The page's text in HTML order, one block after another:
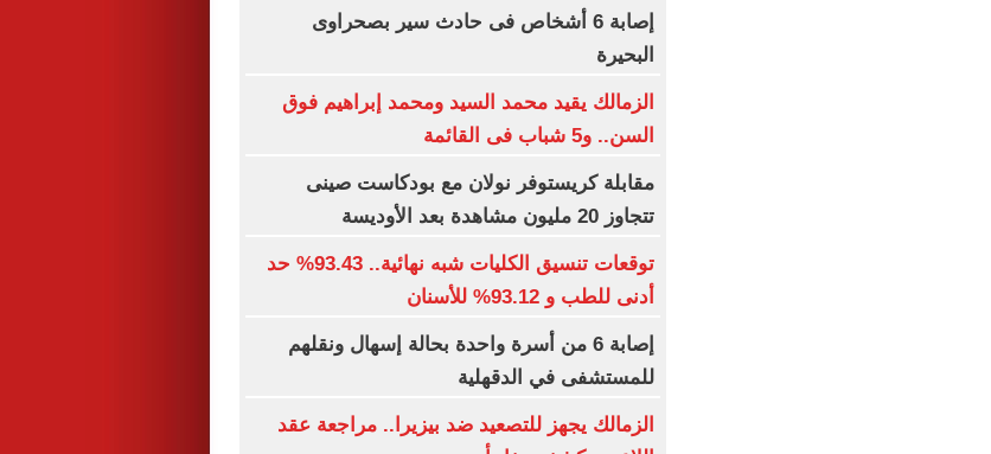
إصابة 6 أشخاص فى حادث سير بصحراوى
البحيرة
الزمالك يقيد محمد السيد ومحمد إبراهيم فوق
السن.. و5 شباب فى القائمة
مقابلة كريستوفر نولان مع بودكاست صينى
تتجاوز 20 مليون مشاهدة بعد الأوديسة
توقعات تنسيق الكليات شبه نهائية.. 93.43% حد
أدنى للطب و 93.12% للأسنان
إصابة 6 من أسرة واحدة بحالة إسهال ونقلهم
للمستشفى في الدقهلية
الزمالك يجهز للتصعيد ضد بيزيرا.. مراجعة عقد